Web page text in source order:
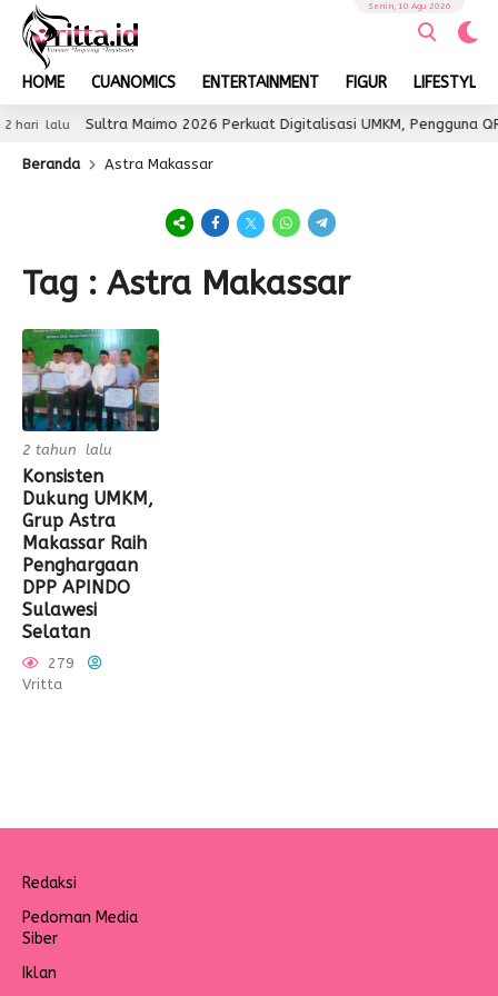
HOME CUANOMICS ENTERTAINMENT FIGUR LIFESTYLE
Senin, 10 Agu 2026
hari lalu Sultra Maimo 2026 Perkuat Digitalisasi UMKM, Pengguna
Beranda Astra Makassar
Tag : Astra Makassar
2 tahun lalu
Konsisten
Dukung UMKM,
Grup Astra
Makassar Raih
Penghargaan
DPP APINDO
Sulawesi
Selatan
279
Vritta
Redaksi
Pedoman Media
Siber
Iklan